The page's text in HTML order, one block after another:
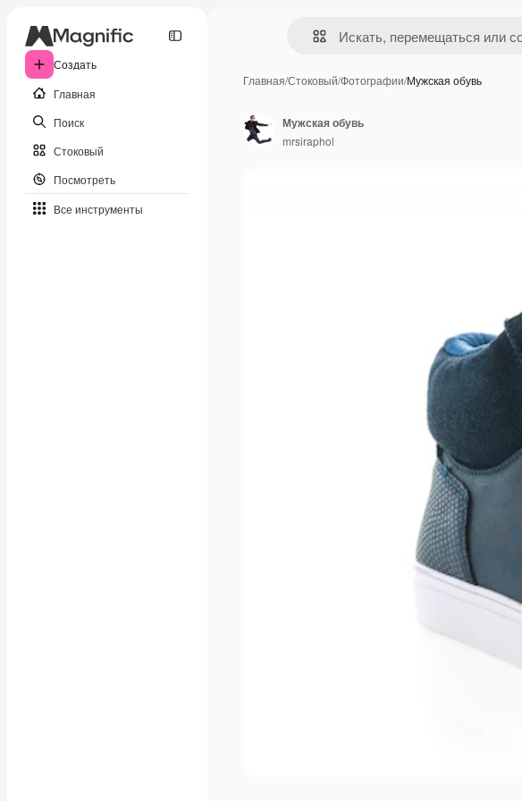
Создать
Главная
Поиск
Стоковый
Посмотреть
Все инструменты
Главная/Стоковый/Фотографии/Мужская обувь
Мужская обувь
mrsiraphol